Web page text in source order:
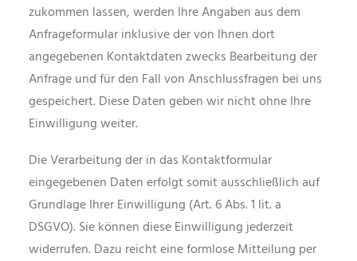
zukommen lassen, werden Ihre Angaben aus dem
Anfrageformular inklusive der von Ihnen dort
angegebenen Kontaktdaten zwecks Bearbeitung der
Anfrage und für den Fall von Anschlussfragen bei uns
gespeichert. Diese Daten geben wir nicht ohne Ihre
Einwilligung weiter.
Die Verarbeitung der in das Kontaktformular
eingegebenen Daten erfolgt somit ausschließlich auf
Grundlage Ihrer Einwilligung (Art. 6 Abs. 1 lit. a
DSGVO). Sie können diese Einwilligung jederzeit
widerrufen. Dazu reicht eine formlose Mitteilung per